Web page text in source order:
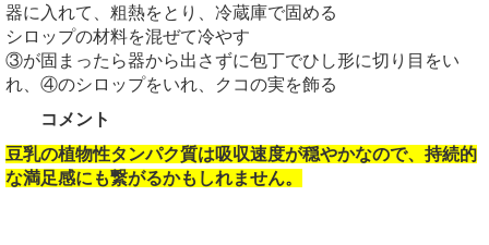
器に入れて、粗熱をとり、冷蔵庫で固める
シロップの材料を混ぜて冷やす
③が固まったら器から出さずに包丁でひし形に切り目をい
れ、④のシロップをいれ、クコの実を飾る
コメント
豆乳の植物性タンパク質は吸収速度が穏やかなので、持続的
な満足感にも繋がるかもしれません。